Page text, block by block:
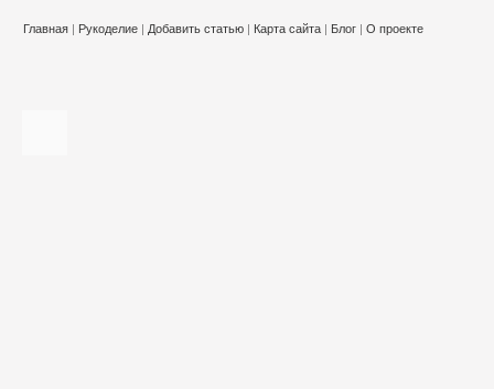
Главная | Рукоделие | Добавить статью | Карта сайта | Блог | О проекте